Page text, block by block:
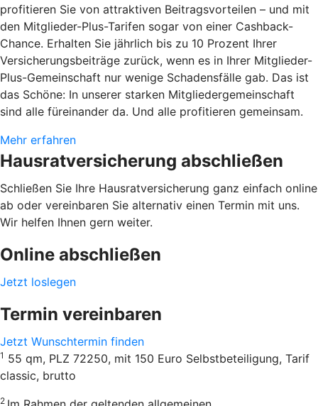
profitieren Sie von attraktiven Beitragsvorteilen – und mit
den Mitglieder-Plus-Tarifen sogar von einer Cashback-
Chance. Erhalten Sie jährlich bis zu 10 Prozent Ihrer
Versicherungsbeiträge zurück, wenn es in Ihrer Mitglieder-
Plus-Gemeinschaft nur wenige Schadensfälle gab. Das ist
das Schöne: In unserer starken Mitgliedergemeinschaft
sind alle füreinander da. Und alle profitieren gemeinsam.
Mehr erfahren
Hausratversicherung abschließen
Schließen Sie Ihre Hausratversicherung ganz einfach online
ab oder vereinbaren Sie alternativ einen Termin mit uns.
Wir helfen Ihnen gern weiter.
Online abschließen
Jetzt loslegen
Termin vereinbaren
Jetzt Wunschtermin finden
1 55 qm, PLZ 72250, mit 150 Euro Selbstbeteiligung, Tarif
classic, brutto
2